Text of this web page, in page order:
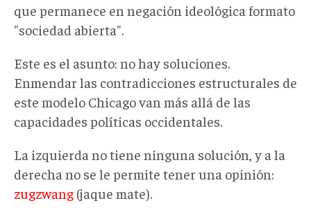
que permanece en negación ideológica formato
"sociedad abierta".
Este es el asunto: no hay soluciones.
Enmendar las contradicciones estructurales de
este modelo Chicago van más allá de las
capacidades políticas occidentales.
La izquierda no tiene ninguna solución, y a la
derecha no se le permite tener una opinión:
zugzwang (jaque mate).